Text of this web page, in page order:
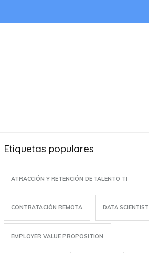
Etiquetas populares
ATRACCIÓN Y RETENCIÓN DE TALENTO TI
CONTRATACIÓN REMOTA DATA SCIENTIST
EMPLOYER VALUE PROPOSITION